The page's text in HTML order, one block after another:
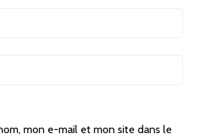
mon e-mail et mon site dans le